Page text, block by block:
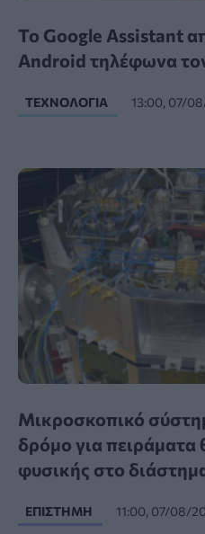
Το Google Assistant
Android τηλέφωνα
ΤΕΧΝΟΛΟΓΊΑ 13:00, 07/
Μικροσκοπικό
δρόμο για πειράματα
φυσικής στο
ΕΠΙΣΤΉΜΗ 11:00, 07/08/